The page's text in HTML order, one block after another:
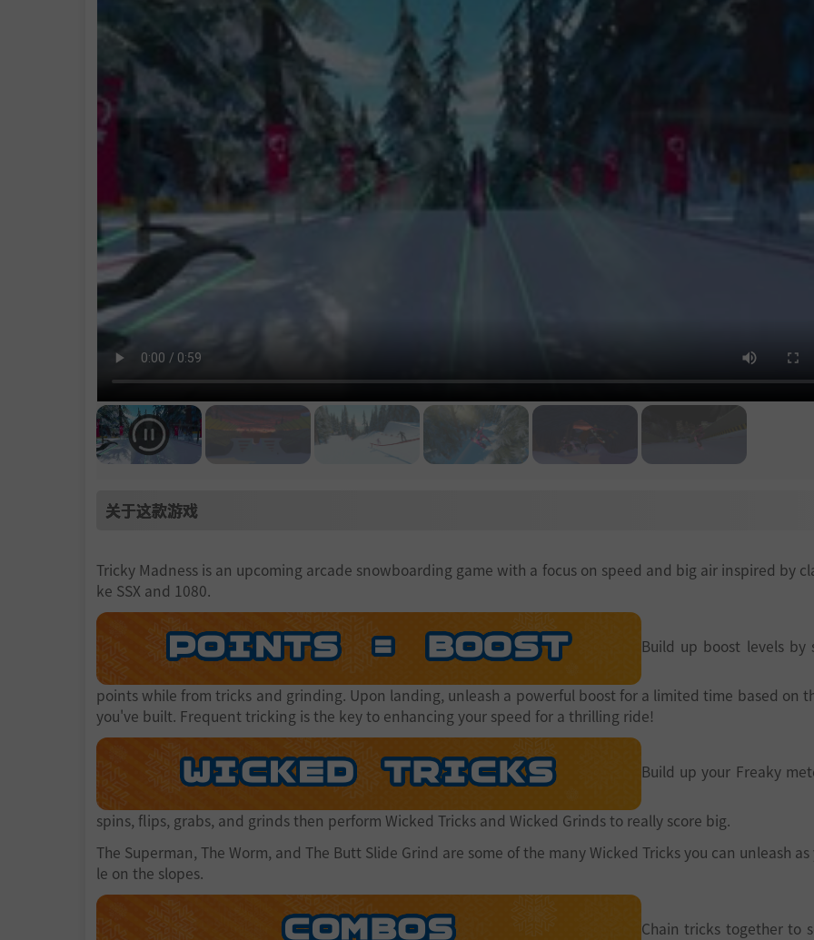
关于这款游戏
Tricky Madness is an upcoming arcade snowboarding game with a focus on speed and big air inspired by
ke SSX and 1080.
Build up boost levels by
points while from tricks and grinding. Upon landing, unleash a powerful boost for a limited time based on
you've built. Frequent tricking is the key to enhancing your speed for a thrilling ride!
Build up your Freaky
spins, flips, grabs, and grinds then perform Wicked Tricks and Wicked Grinds to really score big.
The Superman, The Worm, and The Butt Slide Grind are some of the many Wicked Tricks you can unleash as
le on the slopes.
Chain tricks together to